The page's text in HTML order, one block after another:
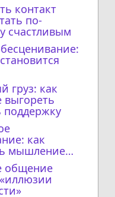
контакт
по-
счастливым
груз: как
выгореть
поддержку
как
мышление
общение